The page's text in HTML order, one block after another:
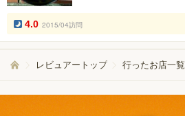
数
4.0 2015/04訪問
レビュアートップ 行ったお店一覧